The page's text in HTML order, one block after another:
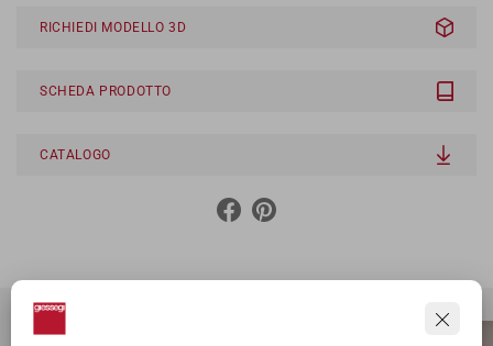
RICHIEDI MODELLO 3D
SCHEDA PRODOTTO
CATALOGO